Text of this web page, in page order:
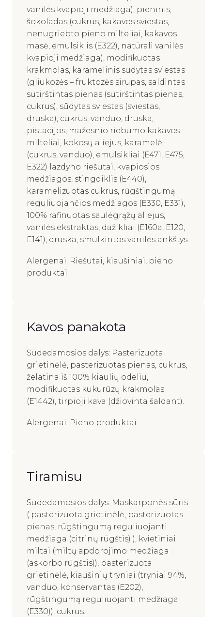
vanilės kvapioji medžiaga), pieninis,
šokoladas (cukrus, kakavos sviestas,
nenugriebto pieno milteliai, kakavos
masė, emulsiklis (E322), natūrali vanilės
kvapioji medžiaga), modifikuotas
krakmolas, karamelinis sūdytas sviestas
(gliukozės – fruktozės sirupas, saldintas
sutirštintas pienas (sutirštintas pienas,
cukrus), sūdytas sviestas (sviestas,
druska), cukrus, vanduo, druska,
pistacijos, mažesnio riebumo kakavos
milteliai, kokosų aliejus, karamelė
(cukrus, vanduo), emulsikliai (E471, E475,
E322) lazdyno riešutai, kvapiosios
medžiagos, stingdiklis (E440),
karamelizuotas cukrus, rūgštingumą
reguliuojančios medžiagos (E330, E331),
100% rafinuotas saulėgrąžų aliejus,
vanilės ekstraktas, dažikliai (E160a, E120,
E141), druska, smulkintos vanilės ankštys.
Alergenai: Riešutai, kiaušiniai, pieno
produktai.
Kavos panakota
Sudedamosios dalys: Pasterizuota
grietinėlė, pasterizuotas pienas, cukrus,
želatina iš 100% kiaulių odeliu,
modifikuotas kukurūzų krakmolas
(E1442), tirpioji kava (džiovinta šaldant).
Alergenai: Pieno produktai.
Tiramisu
Sudedamosios dalys: Maskarponės sūris
( pasterizuota grietinėlė, pasterizuotas
pienas, rūgštingumą reguliuojanti
medžiaga (citrinų rūgštis) ), kvietiniai
miltai (miltų apdorojimo medžiaga
(askorbo rūgštis)), pasterizuota
grietinėlė, kiaušinių tryniai (tryniai 94%,
vanduo, konservantas (E202),
rūgštingumą reguliuojanti medžiaga
(E330)), cukrus.